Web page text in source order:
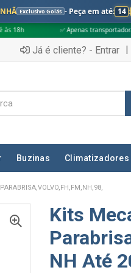
Exclusivo Goiás - Peça em até: 14 :
✅ Apenas transportadoras conveniadas
Já é cliente? - Entrar |
Buzinas Climatizadores
Kits
NH Até